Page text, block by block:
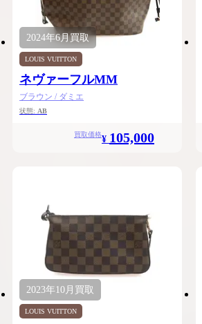
2024年6月買取
LOUIS VUITTON
ネヴァーフルMM
ブラウン / ダミエ
状態: AB
買取価格¥ 105,000
2023年10月 買取
LOUIS VUITTON